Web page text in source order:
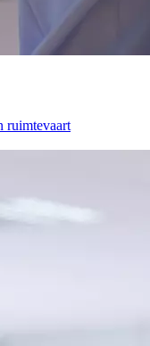
ruimtevaart